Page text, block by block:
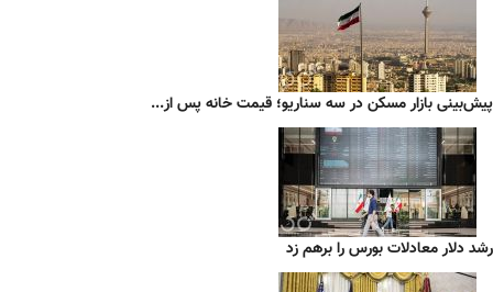
پیش‌بینی بازار مسکن در سه سناریو؛ قیمت خانه پس از...
رشد دلار معادلات بورس را برهم زد